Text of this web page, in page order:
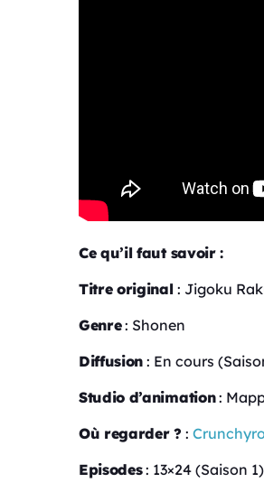
Ce qu’il faut savoir :
Titre original: Jigoku
Genre: Shonen
Diffusion : En cours
Studio d’animation:
Où regarder ? :
Episodes: 13×24 (Saison